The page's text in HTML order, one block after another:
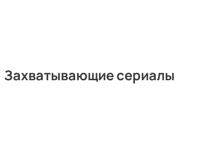
Захватывающие сериалы